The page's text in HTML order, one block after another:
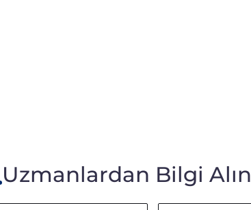
Uzmanlardan Bilgi Alın